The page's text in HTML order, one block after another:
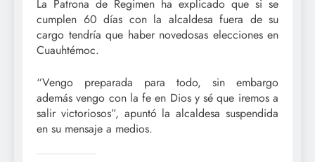
La Patrona de Regimen ha explicado que si se
cumplen 60 días con la alcaldesa fuera de su
cargo tendría que haber novedosas elecciones en
Cuauhtémoc.
“Vengo preparada para todo, sin embargo
además vengo con la fe en Dios y sé que iremos a
salir victoriosos”, apuntó la alcaldesa suspendida
en su mensaje a medios.